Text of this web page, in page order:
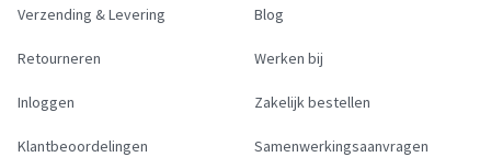
Verzending & Levering
Retourneren
Inloggen
Klantbeoordelingen
Blog
Werken bij
Zakelijk bestellen
Samenwerkingsaanvragen